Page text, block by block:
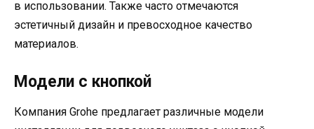
в использовании. Также часто отмечаются
эстетичный дизайн и превосходное качество
материалов.
Модели с кнопкой
Компания Grohe предлагает различные модели